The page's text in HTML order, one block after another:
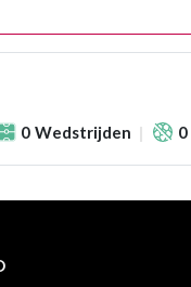
0 Wedstrijden 0